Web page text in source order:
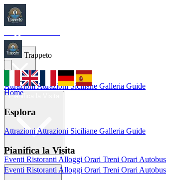
Home
AttrazioniAttrazioni Siciliane Galleria Guide
Eventi Ristoranti Alloggi Orari Treni Orari Autobus
Trappeto
Home
Esplora
AttrazioniAttrazioni Siciliane Galleria Guide
Pianifica la Visita
Eventi Ristoranti Alloggi Orari Treni Orari Autobus